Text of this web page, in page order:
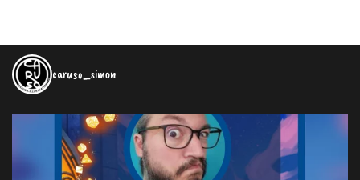
caruso_simon